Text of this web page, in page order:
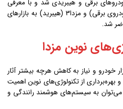
عرصه خودروهای برقی و هیبریدی شد و با معرفی
مدل‌هایی مانند مزدا MX-30 (خودروی برقی) و مزدا3 (هیبرید) به بازارهای
شد.
نوین مزدا
خودرو و نیاز به کاهش هرچه بیشتر آثار
از تکنولوژی‌های نوین اهمیت
به سیستم‌های هوشمند رانندگی و